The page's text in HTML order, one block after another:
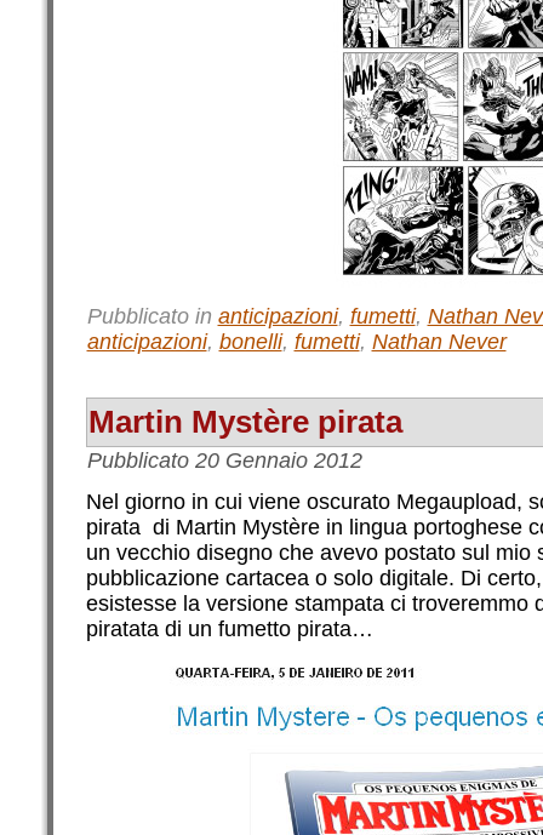
Pubblicato in anticipazioni, fumetti, Nathan
anticipazioni, bonelli, fumetti, Nathan Never
Martin Mystère pirata
Pubblicato 20 Gennaio 2012
Nel giorno in cui viene oscurato Megaupload,
pirata di Martin Mystère in lingua portoghese
un vecchio disegno che avevo postato sul mio
pubblicazione cartacea o solo digitale. Di
esistesse la versione stampata ci troveremmo
piratata di un fumetto pirata…